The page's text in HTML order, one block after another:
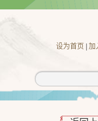
设为首页 加